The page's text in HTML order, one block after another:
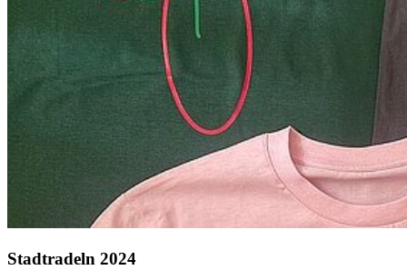
Stadtradeln 2024